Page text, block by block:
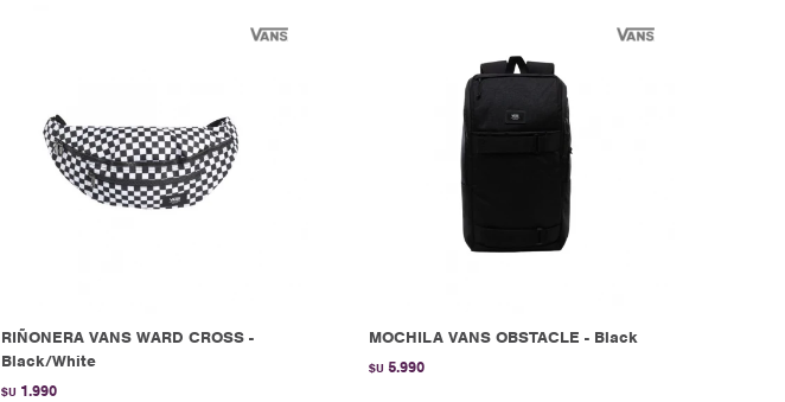
RIÑONERA VANS WARD CROSS -
Black/White
$U 1.990
MOCHILA VANS OBSTACLE - Black
$U 5.990